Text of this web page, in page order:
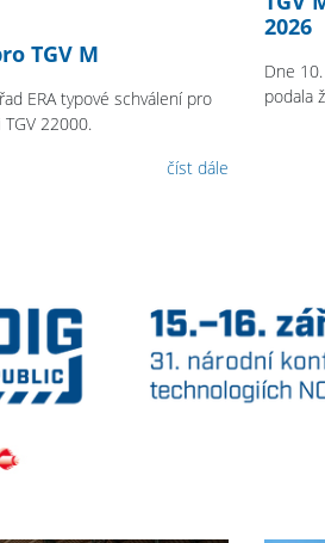
TGV M
ERA typové schválení pro
22000.
číst dále
2026
Dne
podala